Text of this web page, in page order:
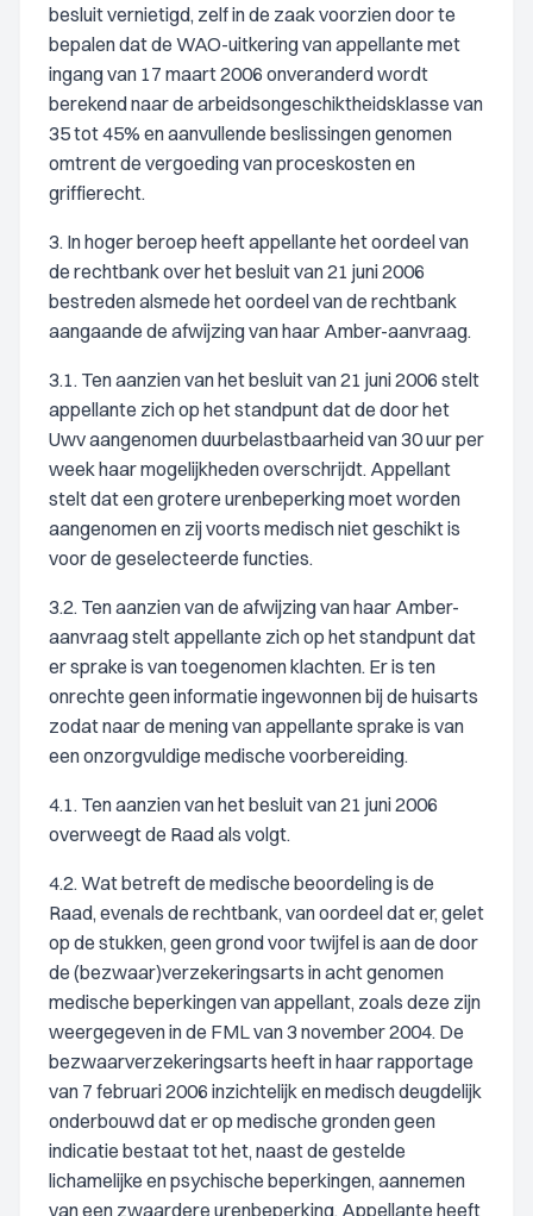
besluit vernietigd, zelf in de zaak voorzien door te
bepalen dat de WAO-uitkering van appellante met
ingang van 17 maart 2006 onveranderd wordt
berekend naar de arbeidsongeschiktheidsklasse van
35 tot 45% en aanvullende beslissingen genomen
omtrent de vergoeding van proceskosten en
griffierecht.
3. In hoger beroep heeft appellante het oordeel van
de rechtbank over het besluit van 21 juni 2006
bestreden alsmede het oordeel van de rechtbank
aangaande de afwijzing van haar Amber-aanvraag.
3.1. Ten aanzien van het besluit van 21 juni 2006 stelt
appellante zich op het standpunt dat de door het
Uwv aangenomen duurbelastbaarheid van 30 uur per
week haar mogelijkheden overschrijdt. Appellant
stelt dat een grotere urenbeperking moet worden
aangenomen en zij voorts medisch niet geschikt is
voor de geselecteerde functies.
3.2. Ten aanzien van de afwijzing van haar Amber-
aanvraag stelt appellante zich op het standpunt dat
er sprake is van toegenomen klachten. Er is ten
onrechte geen informatie ingewonnen bij de huisarts
zodat naar de mening van appellante sprake is van
een onzorgvuldige medische voorbereiding.
4.1. Ten aanzien van het besluit van 21 juni 2006
overweegt de Raad als volgt.
4.2. Wat betreft de medische beoordeling is de
Raad, evenals de rechtbank, van oordeel dat er, gelet
op de stukken, geen grond voor twijfel is aan de door
de (bezwaar)verzekeringsarts in acht genomen
medische beperkingen van appellant, zoals deze zijn
weergegeven in de FML van 3 november 2004. De
bezwaarverzekeringsarts heeft in haar rapportage
van 7 februari 2006 inzichtelijk en medisch deugdelijk
onderbouwd dat er op medische gronden geen
indicatie bestaat tot het, naast de gestelde
lichamelijke en psychische beperkingen, aannemen
van een zwaardere urenbeperking. Appellante heeft